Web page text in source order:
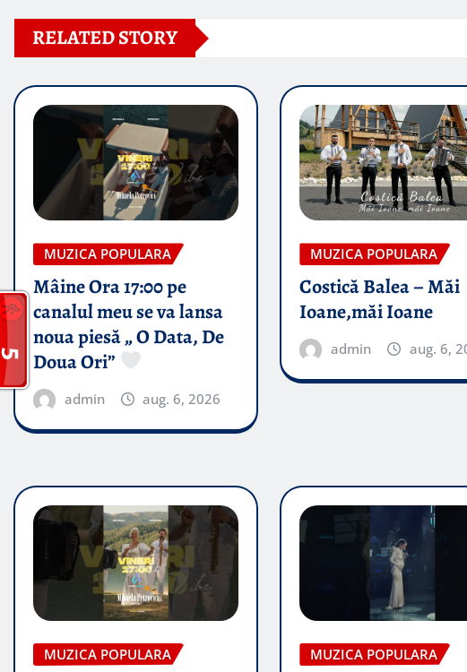
RELATED STORY
MUZICA POPULARA
Mâine Ora 17:00 pe
canalul meu se va lansa
noua piesă „ O Data, De
Doua Ori”
admin aug. 6, 2026
MUZICA POPULARA
Costică Balea – Măi
Ioane,măi Ioane
admin aug. 6,
MUZICA POPULARA MUZICA POPULARA